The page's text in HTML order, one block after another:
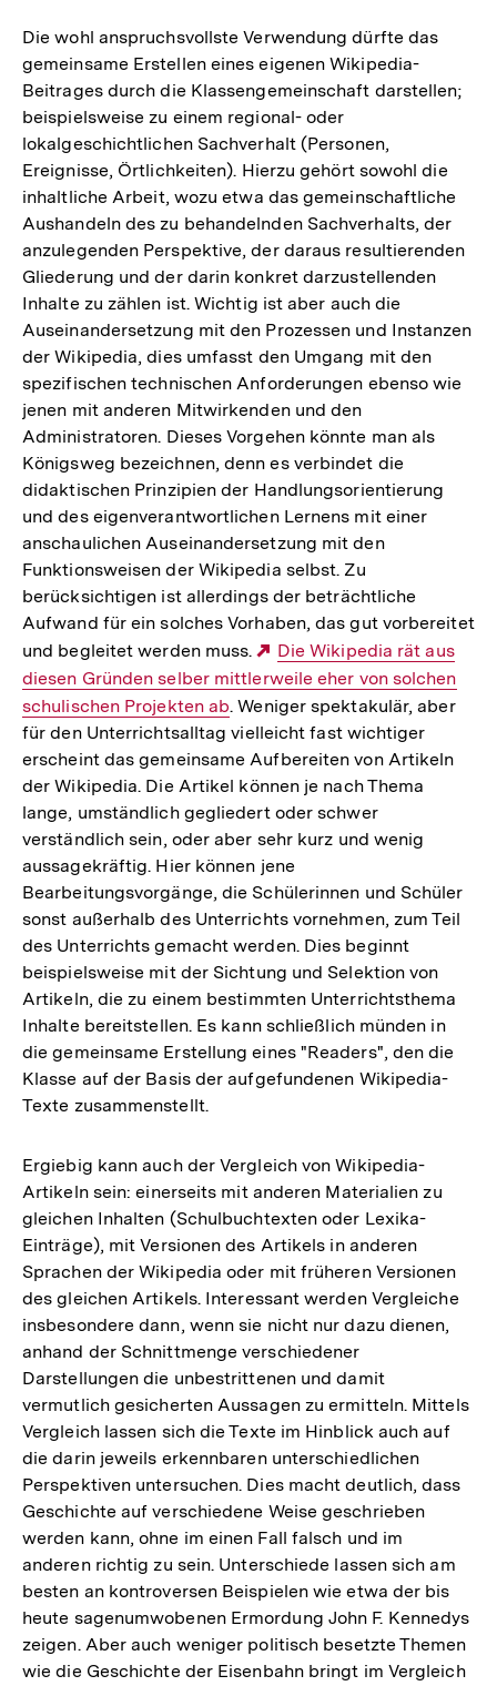
Die wohl anspruchsvollste Verwendung dürfte das
gemeinsame Erstellen eines eigenen Wikipedia-
Beitrages durch die Klassengemeinschaft darstellen;
beispielsweise zu einem regional- oder
lokalgeschichtlichen Sachverhalt (Personen,
Ereignisse, Örtlichkeiten). Hierzu gehört sowohl die
inhaltliche Arbeit, wozu etwa das gemeinschaftliche
Aushandeln des zu behandelnden Sachverhalts, der
anzulegenden Perspektive, der daraus resultierenden
Gliederung und der darin konkret darzustellenden
Inhalte zu zählen ist. Wichtig ist aber auch die
Auseinandersetzung mit den Prozessen und Instanzen
der Wikipedia, dies umfasst den Umgang mit den
spezifischen technischen Anforderungen ebenso wie
jenen mit anderen Mitwirkenden und den
Administratoren. Dieses Vorgehen könnte man als
Königsweg bezeichnen, denn es verbindet die
didaktischen Prinzipien der Handlungsorientierung
und des eigenverantwortlichen Lernens mit einer
anschaulichen Auseinandersetzung mit den
Funktionsweisen der Wikipedia selbst. Zu
berücksichtigen ist allerdings der beträchtliche
Aufwand für ein solches Vorhaben, das gut vorbereitet
und begleitet werden muss.
Externer
Link:
Die Wikipedia rät aus
diesen Gründen selber mittlerweile eher von solchen
schulischen Projekten ab. Weniger spektakulär, aber
für den Unterrichtsalltag vielleicht fast wichtiger
erscheint das gemeinsame Aufbereiten von Artikeln
der Wikipedia. Die Artikel können je nach Thema
lange, umständlich gegliedert oder schwer
verständlich sein, oder aber sehr kurz und wenig
aussagekräftig. Hier können jene
Bearbeitungsvorgänge, die Schülerinnen und Schüler
sonst außerhalb des Unterrichts vornehmen, zum Teil
des Unterrichts gemacht werden. Dies beginnt
beispielsweise mit der Sichtung und Selektion von
Artikeln, die zu einem bestimmten Unterrichtsthema
Inhalte bereitstellen. Es kann schließlich münden in
die gemeinsame Erstellung eines "Readers", den die
Klasse auf der Basis der aufgefundenen Wikipedia-
Texte zusammenstellt.
Ergiebig kann auch der Vergleich von Wikipedia-
Artikeln sein: einerseits mit anderen Materialien zu
gleichen Inhalten (Schulbuchtexten oder Lexika-
Einträge), mit Versionen des Artikels in anderen
Sprachen der Wikipedia oder mit früheren Versionen
des gleichen Artikels. Interessant werden Vergleiche
insbesondere dann, wenn sie nicht nur dazu dienen,
anhand der Schnittmenge verschiedener
Darstellungen die unbestrittenen und damit
vermutlich gesicherten Aussagen zu ermitteln. Mittels
Vergleich lassen sich die Texte im Hinblick auch auf
die darin jeweils erkennbaren unterschiedlichen
Perspektiven untersuchen. Dies macht deutlich, dass
Geschichte auf verschiedene Weise geschrieben
werden kann, ohne im einen Fall falsch und im
anderen richtig zu sein. Unterschiede lassen sich am
besten an kontroversen Beispielen wie etwa der bis
heute sagenumwobenen Ermordung John F. Kennedys
zeigen. Aber auch weniger politisch besetzte Themen
wie die Geschichte der Eisenbahn bringt im Vergleich